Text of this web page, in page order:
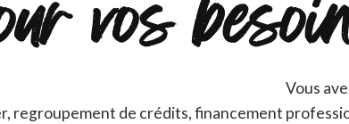
vos
Vous
regroupement de crédits, financement